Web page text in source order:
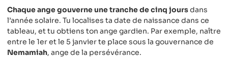
Chaque ange gouverne une tranche de cinq joursdans
l’année solaire. Tu localises ta date de naissance dans ce
tableau, et tu obtiens ton ange gardien. Par exemple, naître
entre le 1er et le 5 janvier te place sous la gouvernance de
Nemamiah, ange de la persévérance.